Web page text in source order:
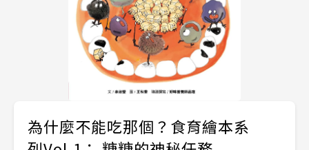
為什麼不能吃那個？食育繪本系